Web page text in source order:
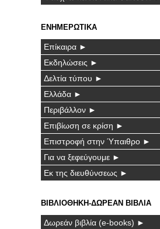
ΕΝΗΜΕΡΩΤΙΚΑ
Επίκαιρα ►
Εκδηλώσεις ►
Δελτία τύπου ►
Ελλάδα ►
Περιβάλλον ►
Επιβίωση σε κρίση ►
Επιστροφή στην Ύπαιθρο ►
Για να ξεφεύγουμε ►
Εκ της διευθύνσεως ►
ΒΙΒΛΙΟΘΗΚΗ-ΔΩΡΕΑΝ ΒΙΒΛΙΑ
Δωρεάν βιβλία (e-books) ►